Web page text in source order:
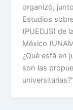
organizó,
Estudios
(PUEDJS) de
México
¿Qué está en
son las